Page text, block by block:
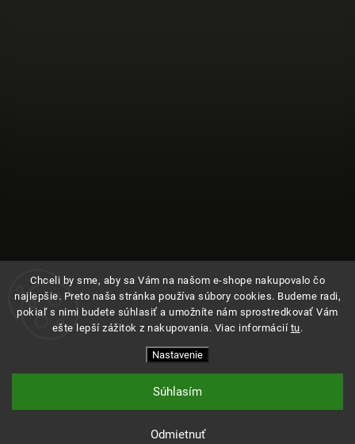
Chceli by sme, aby sa Vám na našom e-shope nakupovalo čo
najlepšie. Preto naša stránka používa súbory cookies. Budeme radi,
pokiaľ s nimi budete súhlasiť a umožníte nám sprostredkovať Vám
ešte lepší zážitok z nakupovania. Viac informácií tu.
Nastavenie
Odmietnuť
Súhlasím
Sledovať na Instagrame
Copyright 2026Kde bolo. Všetky práva vyhradené.
Upraviť nastavenie cookies
VytvořilShoptet| DesignShoptak.cz